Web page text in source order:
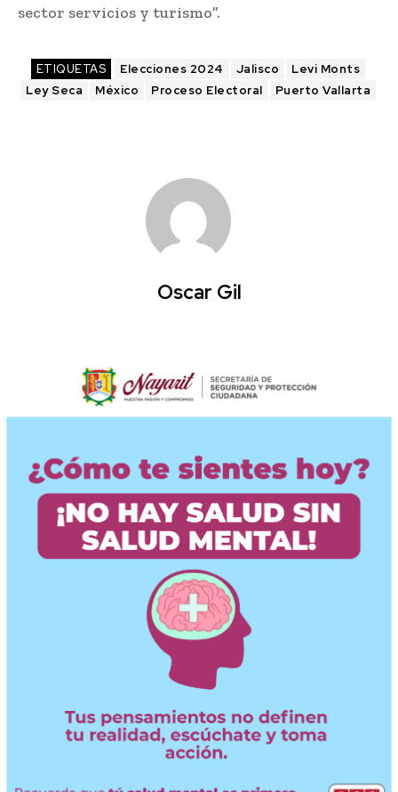
sector servicios y turismo”.
ETIQUETAS Elecciones 2024 Jalisco
Levi Monts
Ley Seca
México Proceso Electoral Puerto Vallarta
Oscar Gil